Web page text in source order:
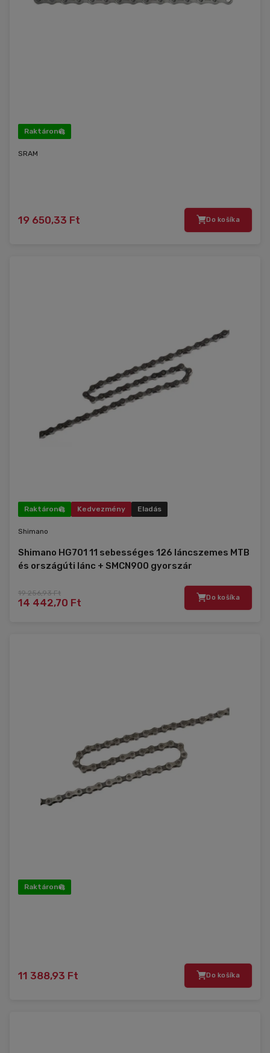
Raktáron
SRAM
19 650,33 Ft Do košíka
Raktáron Kedvezmény Eladás
Shimano
Shimano HG701 11 sebességes 126 láncszemes MTB
és országúti lánc + SMCN900 gyorszár
19 256,93 Ft
14 442,70 Ft Do košíka
Raktáron
11 388,93 Ft Do košíka